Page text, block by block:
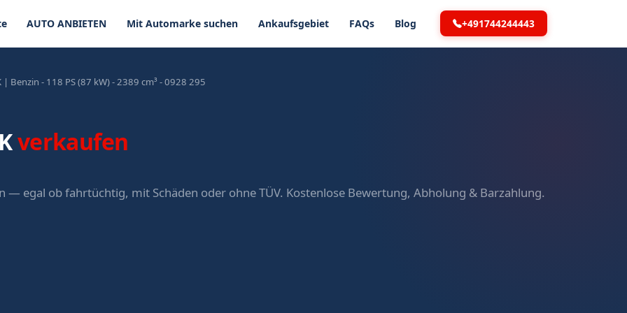
AUTO ANBIETEN Mit Automarke suchen Ankaufsgebiet FAQs Blog +491744244443
| Benzin - 118 PS (87 kW) - 2389 cm³ - 0928 295
verkaufen
— egal ob fahrtüchtig, mit Schäden oder ohne TÜV. Kostenlose Bewertung, Abholung & Barzahlung.